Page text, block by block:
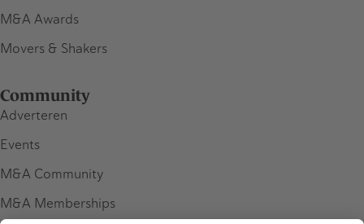
M&A Awards
Movers & Shakers
Community
Adverteren
Events
M&A Community
M&A Memberships